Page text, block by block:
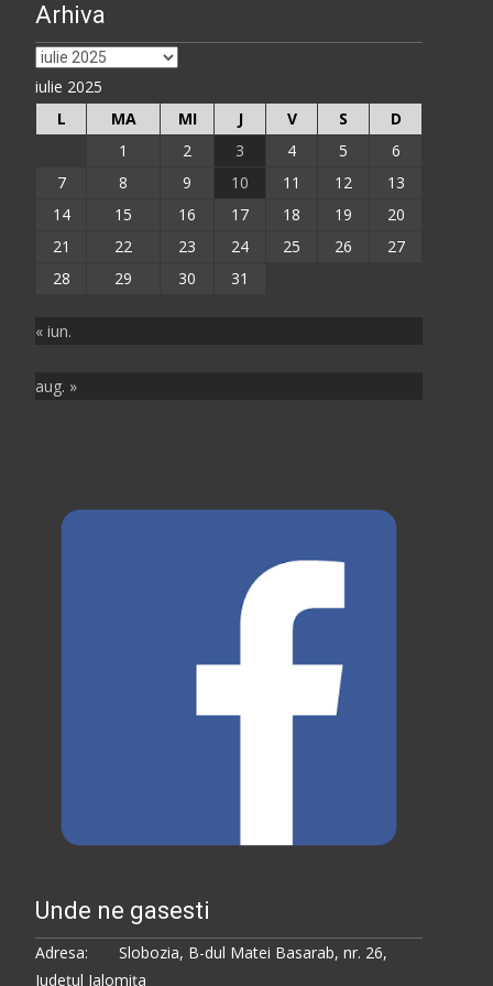
Arhiva
Arhiva
iulie 2025
L
MA MI J V S
D
1
2 3 4 5
6
7
8 9 10 11 12
13
14
15 16 17 18 19
20
21
22 23 24 25 26
27
28
29 30 31
« iun.
aug. »
Unde ne gasesti
Adresa: Slobozia, B-dul Matei Basarab, nr. 26,
Judeţul Ialomiţa